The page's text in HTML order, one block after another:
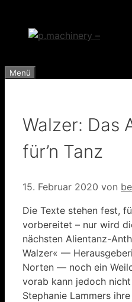
springen
Menü
Walzer: Das
für’n Tanz
15. Februar 2020 von
Die Texte stehen fest,
vorbereitet – nur wird
nächsten Alientanz-
Walzer« —
Norten — noch ein
vorab kann jedoch
Stephanie Lammers